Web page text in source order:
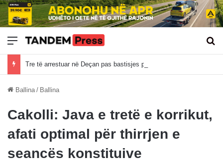
Meny
Ballina / Ballina
Cakolli: Java e tretë e korrikut,
afati optimal për thirrjen e
seancës konstituive